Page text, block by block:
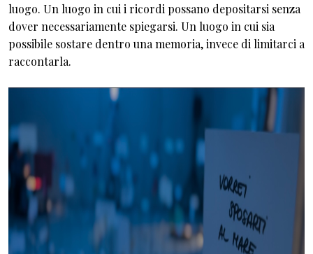
luogo. Un luogo in cui i ricordi possano depositarsi senza
dover necessariamente spiegarsi. Un luogo in cui sia
possibile sostare dentro una memoria, invece di limitarci a
raccontarla.